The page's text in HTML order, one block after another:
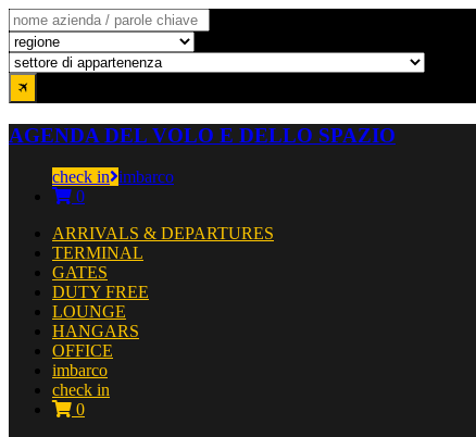
AGENDA DEL VOLO E DELLO SPAZIO
check in imbarco
0
ARRIVALS & DEPARTURES
TERMINAL
GATES
DUTY FREE
LOUNGE
HANGARS
OFFICE
imbarco
check in
0